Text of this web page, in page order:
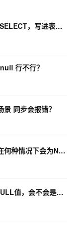
云数据仓库ADB 执行完整的REPLACE INTO SELECT，写进表里的字段是NULL，为啥？
行不行？
同步会报错？
aofManifest结构体中的base_aof_info字段在何种情况下会为NULL？
对于Flink CDC，region_id这个字段源库有NULL值，会不会是这个原因？